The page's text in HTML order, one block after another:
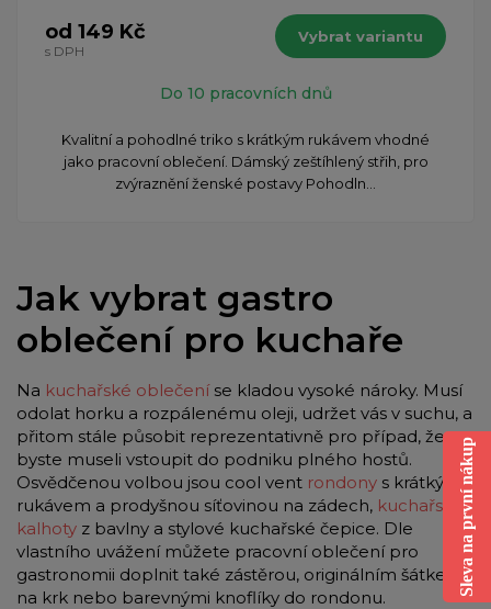
od 149 Kč
s DPH
Vybrat variantu
Do 10 pracovních dnů
Kvalitní a pohodlné triko s krátkým rukávem vhodné
jako pracovní oblečení. Dámský zeštíhlený střih, pro
zvýraznění ženské postavy Pohodln...
Jak vybrat gastro
oblečení pro kuchaře
Na kuchařské oblečeníse kladou vysoké nároky. Musí
odolat horku a rozpálenému oleji, udržet vás v suchu, a
přitom stále působit reprezentativně pro případ, že
byste museli vstoupit do podniku plného hostů.
Osvědčenou volbou jsou cool vent rondony s krátkým
rukávem a prodyšnou síťovinou na zádech, kuchařské
kalhoty z bavlny a stylové kuchařské čepice. Dle
vlastního uvážení můžete pracovní oblečení pro
gastronomii doplnit také zástěrou, originálním šátkem
na krk nebo barevnými knoflíky do rondonu.
Sleva na první nákup